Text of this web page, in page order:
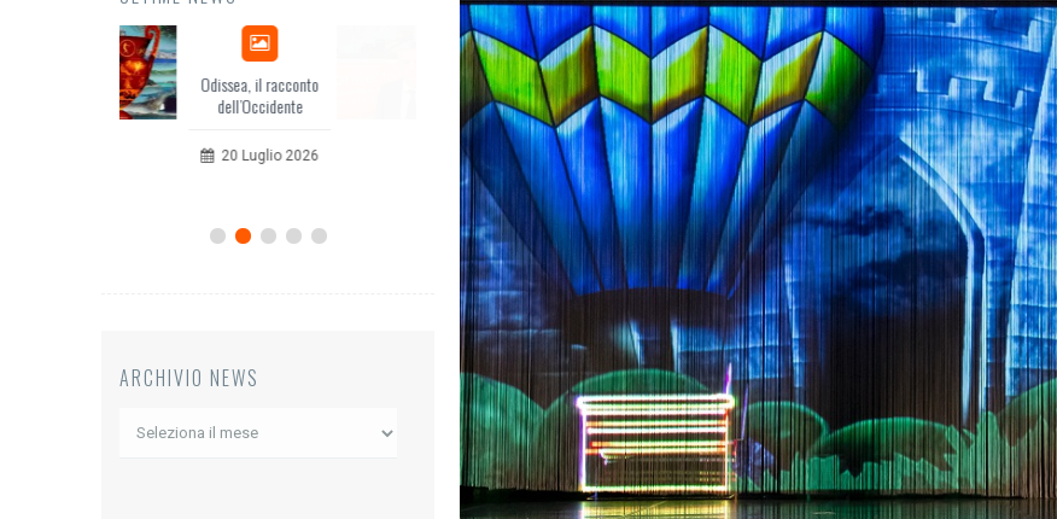
EuropCOM: digital kit
per l’ecosistema della
EDIH Summit a
Bruxelles: AI e turismo
5 Giugno 2026
Beyond Big Tech:
workshop at EuroPCom
3 Giugno 2026
ARCHIVIO NEWS
Archivio